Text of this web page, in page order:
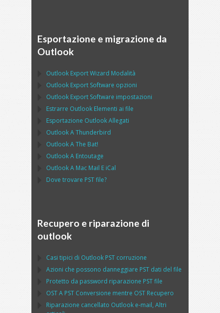
Esportazione e migrazione da
Outlook
Outlook Export Wizard Modalità
Outlook Export Software opzioni
Outlook Export Software impostazioni
Estrarre Outlook Elementi ai file
Esportazione OutlookAllegati
OutlookAThunderbird
OutlookAThe Bat!
OutlookA Entoutage
OutlookA Mac Mail E iCal
Dove trovare PSTfile?
Recupero e riparazione di
outlook
Casi tipici di Outlook PST corruzione
Azioni che possono danneggiare PST dati del file
Protetto da password riparazione PSTfile
OSTA PST Conversione mentre OST Recupero
Riparazione cancellato Outlook e-mail, Altri